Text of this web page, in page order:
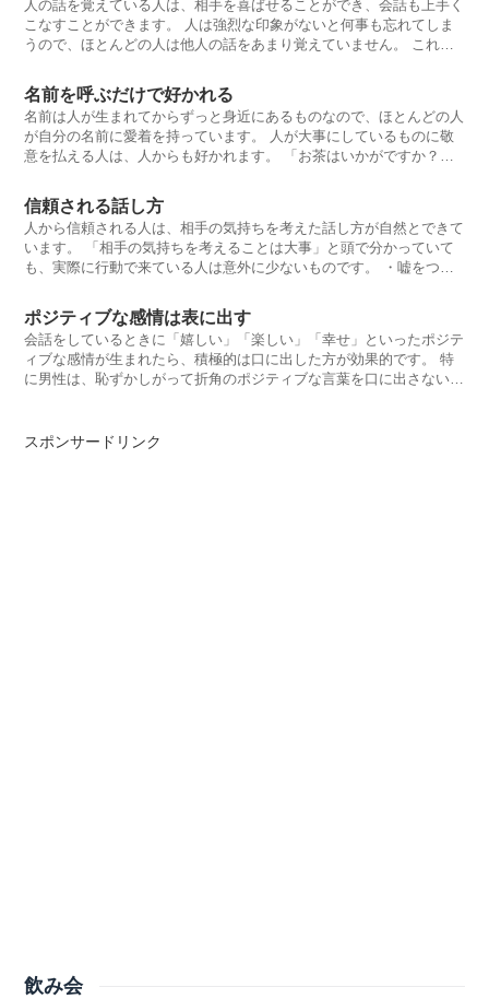
人の話を覚えている人は、相手を喜ばせることができ、会話も上手く
こなすことができます。 人は強烈な印象がないと何事も忘れてしま
うので、ほとんどの人は他人の話をあまり覚えていません。 これを
名前を呼ぶだけで好かれる
名前は人が生まれてからずっと身近にあるものなので、ほとんどの人
が自分の名前に愛着を持っています。 人が大事にしているものに敬
意を払える人は、人からも好かれます。 「お茶はいかがですか？」
信頼される話し方
人から信頼される人は、相手の気持ちを考えた話し方が自然とできて
います。 「相手の気持ちを考えることは大事」と頭で分かっていて
も、実際に行動で来ている人は意外に少ないものです。 ・嘘をつか
ポジティブな感情は表に出す
会話をしているときに「嬉しい」「楽しい」「幸せ」といったポジテ
ィブな感情が生まれたら、積極的は口に出した方が効果的です。 特
に男性は、恥ずかしがって折角のポジティブな言葉を口に出さない人
スポンサードリンク
飲み会